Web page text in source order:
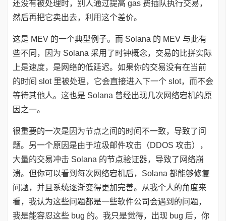
还没有被处理时，别人通过提高 gas 费插队执行交易，
然后再把它卖出去，利用这个差价。
这是 MEV 的一个典型例子。而 Solana 的 MEV 与此有
些不同，因为 Solana 采用了时钟概念，交易的比拼实际
上是速度，是网络的低延迟。如果你的交易没有在当前
的时间 slot 里被处理，它会直接进入下一个 slot，而不会
等待其他人。这也是 Solana 曾经出现几次网络宕机的原
因之一。
很重要的一次是因为节点之间的时间不一致，导致了问
题。另一个原因是由于垃圾邮件攻击（DDOS 攻击），
大量的交易冲击 Solana 的节点验证器，导致了网络崩
溃。但你可以看到每次网络宕机后，Solana 都能够修复
问题，并且系统逐渐变得更加完善。从我个人的角度来
看，我认为这些问题都是一些软件公司会遇到的问题，
我是能容忍这些 bug 的。我只是觉得，出现 bug 后，你